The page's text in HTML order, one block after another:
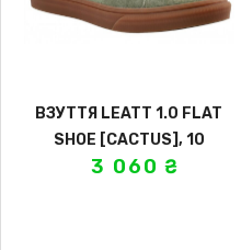
ВЗУТТЯ LEATT 1.0 FLAT
SHOE [CACTUS], 10
3 060₴